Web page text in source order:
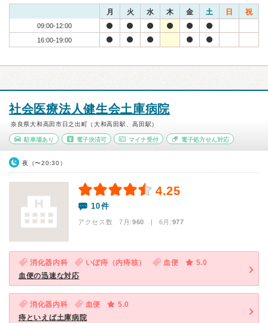
月 火 水 木 金 土 日 祝
09:00-12:00
16:00-19:00
社会医療法人健生会土庫病院
奈良県大和高田市日之出町（大和高田駅、高田駅）
駐車場あり 電子決済可 マイナ受付 電子処方せん対応
夜（〜20:30）
4.25
10件
アクセス数 7月:960 | 6月:977
消化器内科 いぼ痔（内痔核） 血便
5.0
血便の迅速な対応
消化器内科 血便
5.0
痔といえば土庫病院